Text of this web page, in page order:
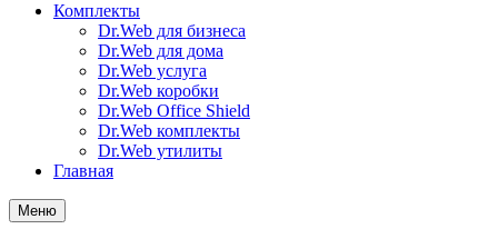
Комплекты
Dr.Web для бизнеса
Dr.Web для дома
Dr.Web услуга
Dr.Web коробки
Dr.Web Office Shield
Dr.Web комплекты
Dr.Web утилиты
Главная
Меню